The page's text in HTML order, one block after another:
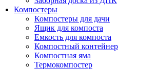
Компостеры
Компостеры для дачи
Ящик для компоста
Емкость для компоста
Компостный контейнер
Компостная яма
Термокомпостер